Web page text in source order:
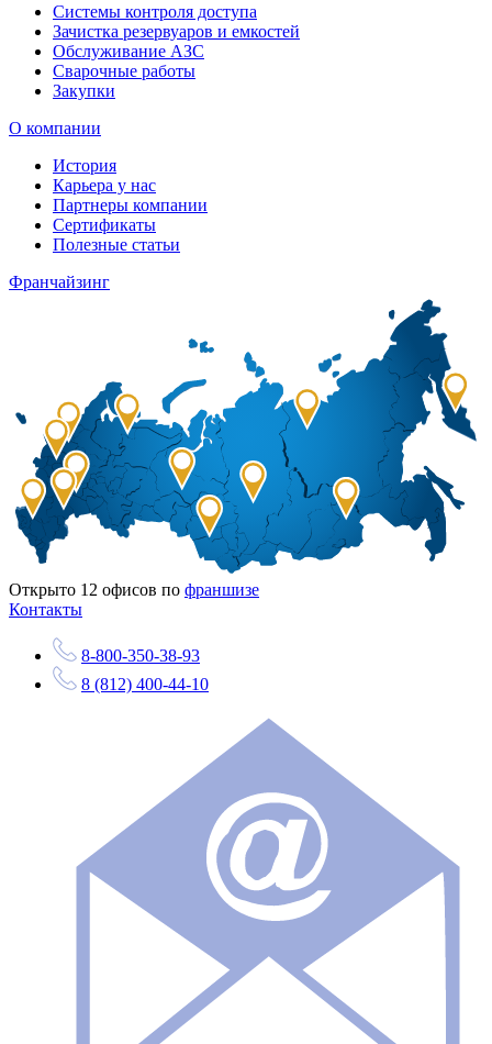
Системы контроля доступа
Зачистка резервуаров и емкостей
Обслуживание АЗС
Сварочные работы
Закупки
О компании
История
Карьера у нас
Партнеры компании
Сертификаты
Полезные статьи
Франчайзинг
Открыто 12 офисов по франшизе
Контакты
8-800-350-38-93
8 (812) 400-44-10